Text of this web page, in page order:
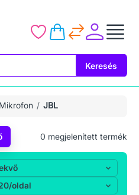
Keresés
Mikrofon JBL
0 megjelenített termék